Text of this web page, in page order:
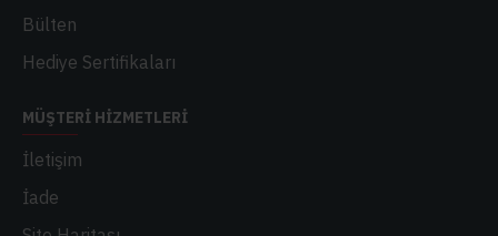
Bülten
Hediye Sertifikaları
MÜŞTERI HIZMETLERI
İletişim
İade